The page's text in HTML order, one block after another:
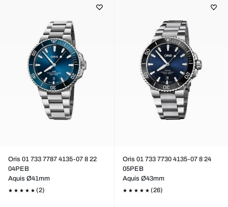
Oris 01 733 7787 4135-07 8 22
04PEB
Aquis Ø41mm
(2)
Oris 01 733 7730 4135-07 8 24
05PEB
Aquis Ø43mm
(26)